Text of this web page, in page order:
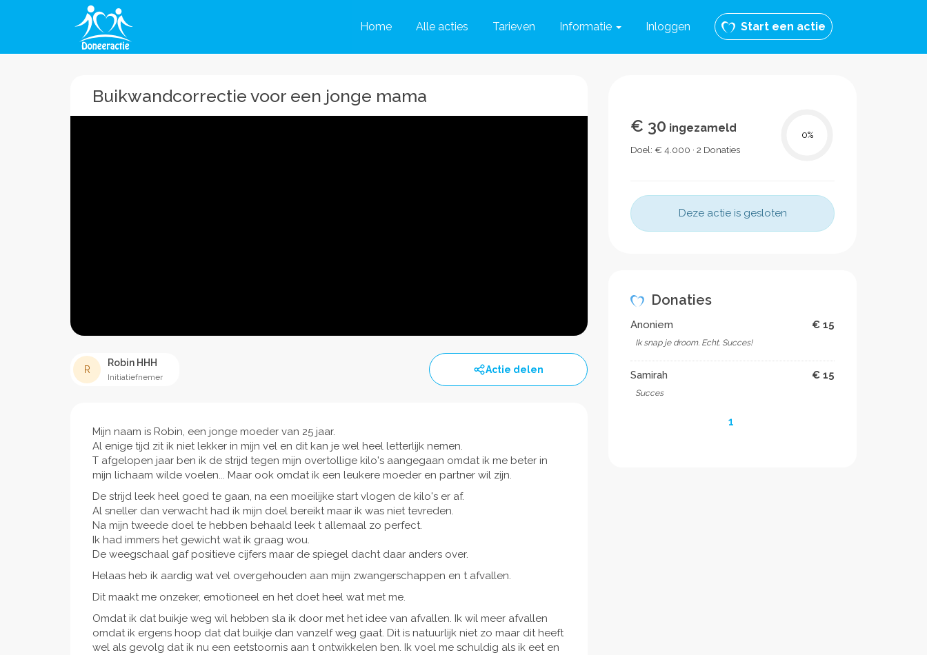
Home Alle acties Tarieven Informatie Inloggen Start een actie
Buikwandcorrectie voor een jonge mama
R
Robin HHH
Initiatiefnemer
Actie delen
Mijn naam is Robin, een jonge moeder van 25 jaar.
Al enige tijd zit ik niet lekker in mijn vel en dit kan je wel heel letterlijk nemen.
T afgelopen jaar ben ik de strijd tegen mijn overtollige kilo's aangegaan omdat ik me beter in
mijn lichaam wilde voelen... Maar ook omdat ik een leukere moeder en partner wil zijn.
De strijd leek heel goed te gaan, na een moeilijke start vlogen de kilo's er af.
Al sneller dan verwacht had ik mijn doel bereikt maar ik was niet tevreden.
Na mijn tweede doel te hebben behaald leek t allemaal zo perfect.
Ik had immers het gewicht wat ik graag wou.
De weegschaal gaf positieve cijfers maar de spiegel dacht daar anders over.
Helaas heb ik aardig wat vel overgehouden aan mijn zwangerschappen en t afvallen.
Dit maakt me onzeker, emotioneel en het doet heel wat met me.
Omdat ik dat buikje weg wil hebben sla ik door met het idee van afvallen. Ik wil meer afvallen
omdat ik ergens hoop dat dat buikje dan vanzelf weg gaat. Dit is natuurlijk niet zo maar dit heeft
wel als gevolg dat ik nu een eetstoornis aan t ontwikkelen ben. Ik voel me schuldig als ik eet en
€ 30 ingezameld
Doel: € 4.000 · 2 Donaties
0%
Deze actie is gesloten
Donaties
Anoniem € 15
Ik snap je droom. Echt. Succes!
Samirah € 15
Succes
1